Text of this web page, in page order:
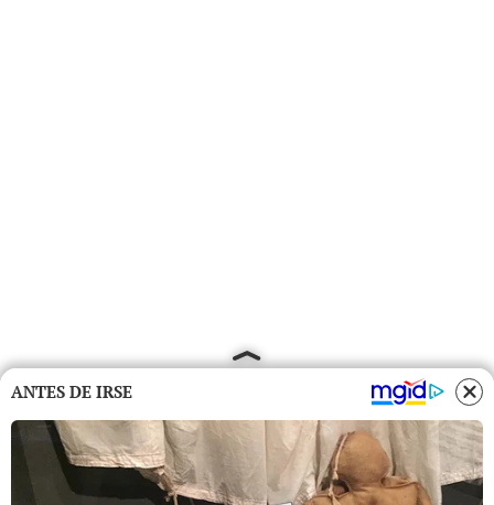
ANTES DE IRSE